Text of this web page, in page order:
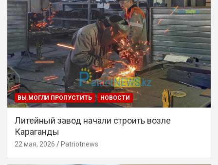
ВЫ МОГЛИ ПРОПУСТИТЬ НОВОСТИ
Литейный завод начали строить возле
Караганды
22 мая, 2026 Patriotnews